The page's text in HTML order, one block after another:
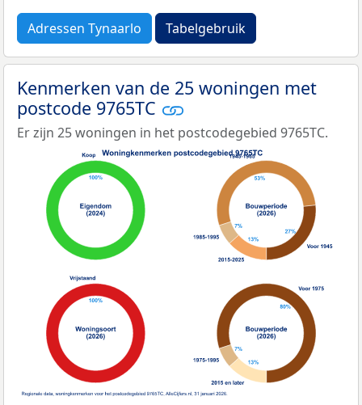
Adressen Tynaarlo Tabelgebruik
Kenmerken van de 25 woningen met
postcode 9765TC
Er zijn 25 woningen in het postcodegebied 9765TC.